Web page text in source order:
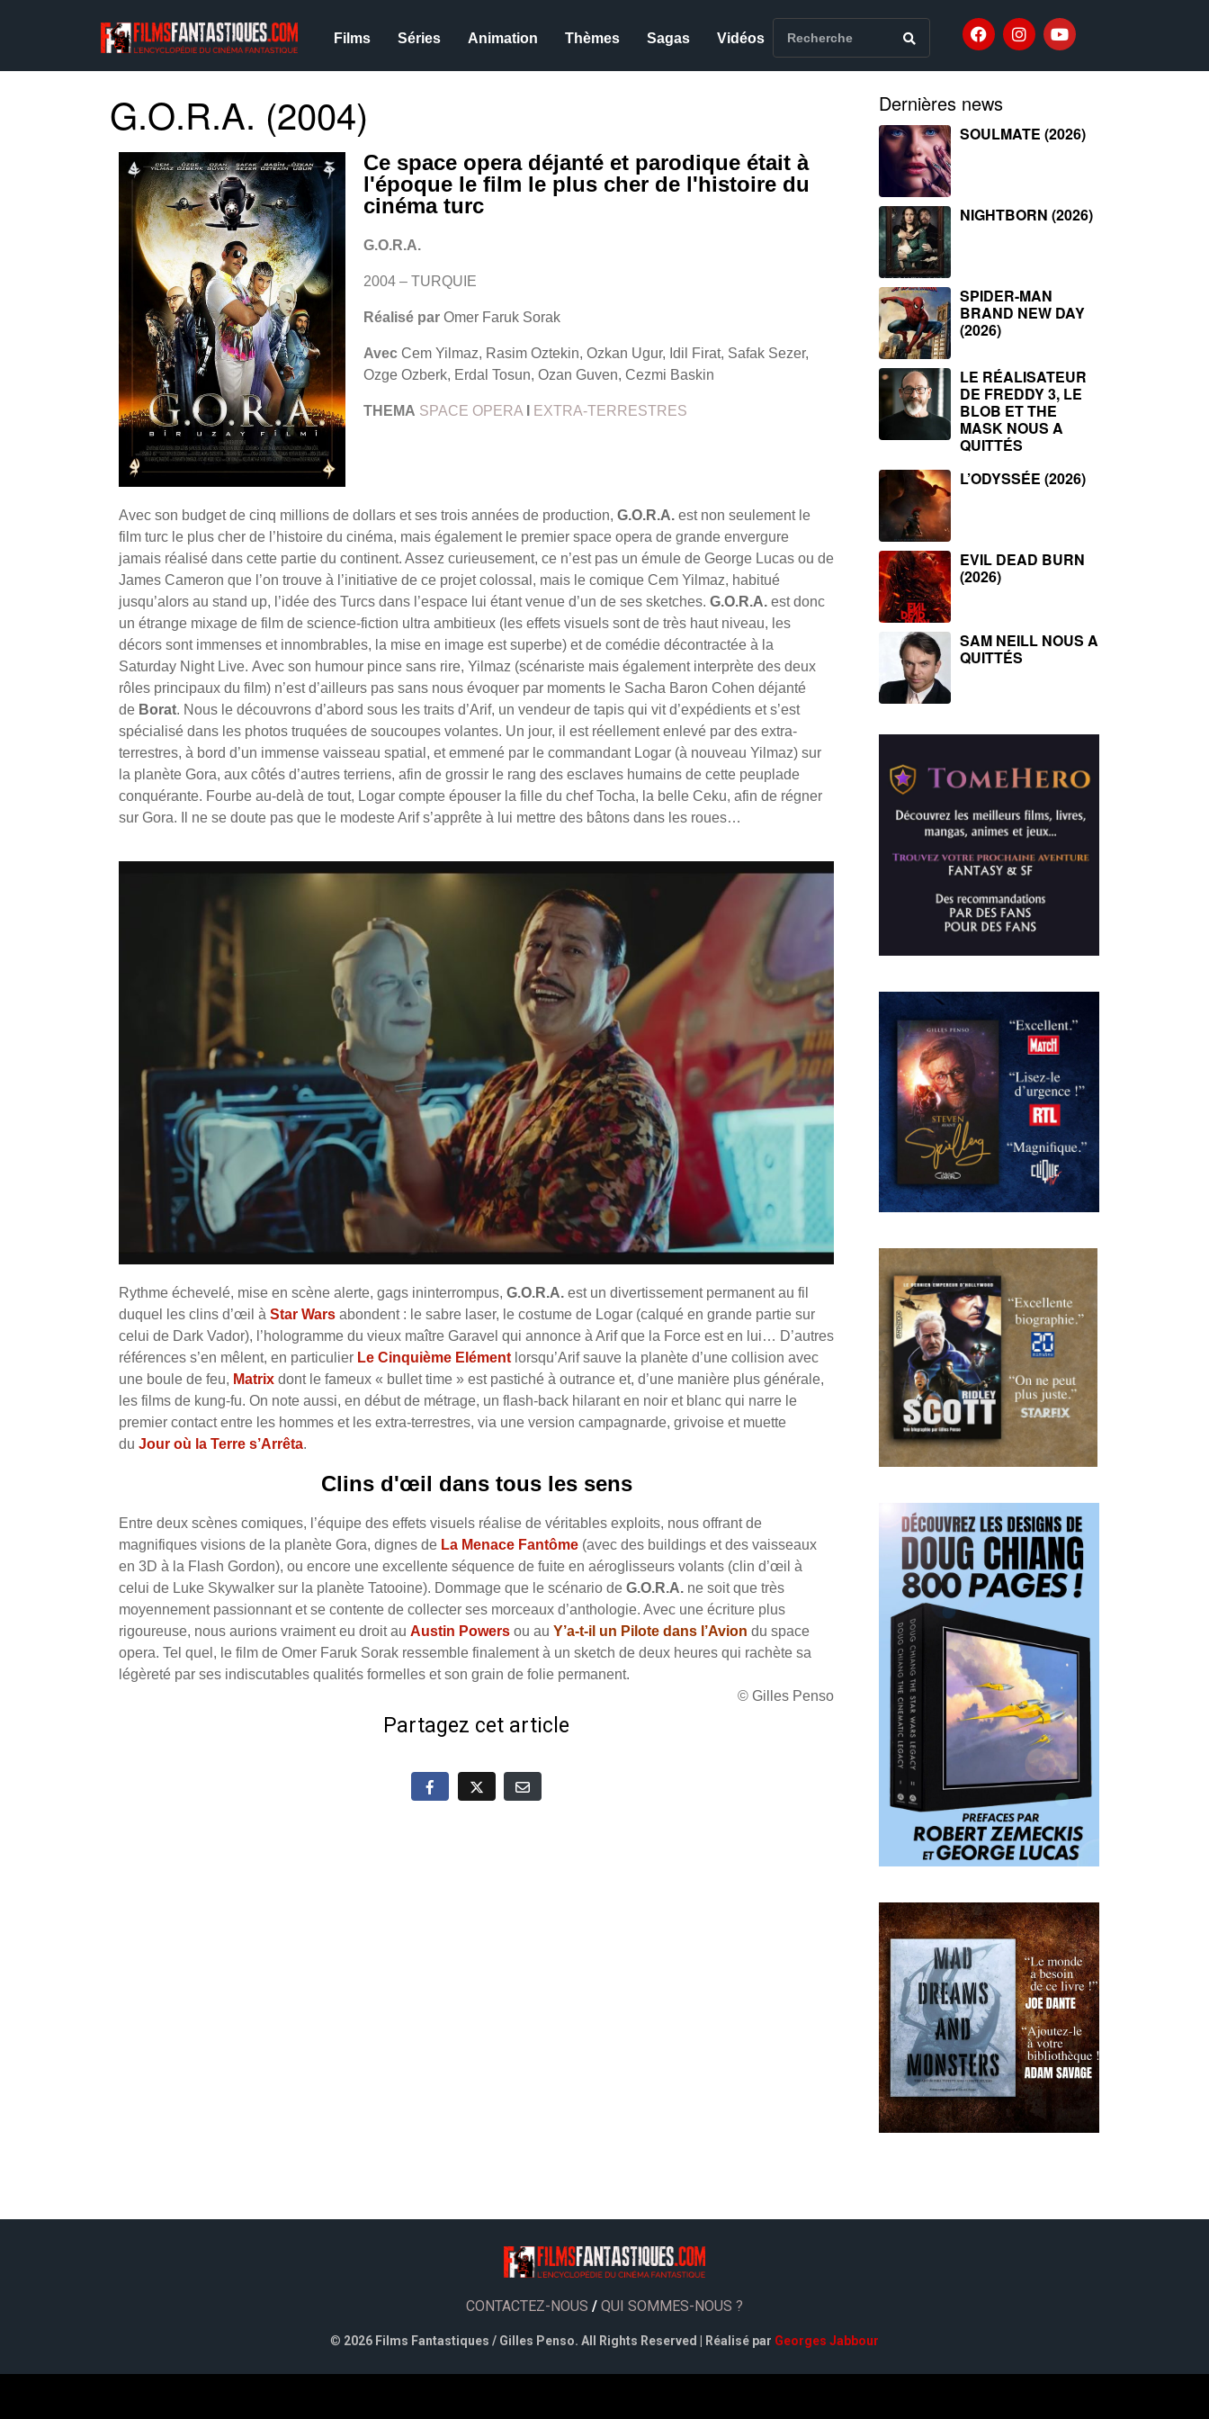
Films Séries Animation Thèmes Sagas Vidéos
G.O.R.A. (2004)
Ce space opera déjanté et parodique était à
l'époque le film le plus cher de l'histoire du
cinéma turc
G.O.R.A.
2004 – TURQUIE
Réalisé par Omer Faruk Sorak
Avec Cem Yilmaz, Rasim Oztekin, Ozkan Ugur, Idil Firat, Safak Sezer,
Ozge Ozberk, Erdal Tosun, Ozan Guven, Cezmi Baskin
THEMA SPACE OPERA EXTRA-TERRESTRES
Avec son budget de cinq millions de dollars et ses trois années de production, G.O.R.A. est non seulement le
film turc le plus cher de l’histoire du cinéma, mais également le premier space opera de grande envergure
jamais réalisé dans cette partie du continent. Assez curieusement, ce n’est pas un émule de George Lucas ou de
James Cameron que l’on trouve à l’initiative de ce projet colossal, mais le comique Cem Yilmaz, habitué
jusqu’alors au stand up, l’idée des Turcs dans l’espace lui étant venue d’un de ses sketches. G.O.R.A. est donc
un étrange mixage de film de science-fiction ultra ambitieux (les effets visuels sont de très haut niveau, les
décors sont immenses et innombrables, la mise en image est superbe) et de comédie décontractée à la
Saturday Night Live. Avec son humour pince sans rire, Yilmaz (scénariste mais également interprète des deux
rôles principaux du film) n’est d’ailleurs pas sans nous évoquer par moments le Sacha Baron Cohen déjanté
de Borat. Nous le découvrons d’abord sous les traits d’Arif, un vendeur de tapis qui vit d’expédients et s’est
spécialisé dans les photos truquées de soucoupes volantes. Un jour, il est réellement enlevé par des extra-
terrestres, à bord d’un immense vaisseau spatial, et emmené par le commandant Logar (à nouveau Yilmaz) sur
la planète Gora, aux côtés d’autres terriens, afin de grossir le rang des esclaves humains de cette peuplade
conquérante. Fourbe au-delà de tout, Logar compte épouser la fille du chef Tocha, la belle Ceku, afin de régner
sur Gora. Il ne se doute pas que le modeste Arif s’apprête à lui mettre des bâtons dans les roues…
Rythme échevelé, mise en scène alerte, gags ininterrompus, G.O.R.A. est un divertissement permanent au fil
duquel les clins d’œil à Star Wars abondent : le sabre laser, le costume de Logar (calqué en grande partie sur
celui de Dark Vador), l’hologramme du vieux maître Garavel qui annonce à Arif que la Force est en lui… D’autres
références s’en mêlent, en particulier Le Cinquième Elément lorsqu’Arif sauve la planète d’une collision avec
une boule de feu, Matrix dont le fameux « bullet time » est pastiché à outrance et, d’une manière plus générale,
les films de kung-fu. On note aussi, en début de métrage, un flash-back hilarant en noir et blanc qui narre le
premier contact entre les hommes et les extra-terrestres, via une version campagnarde, grivoise et muette
du Jour où la Terre s’Arrêta.
Clins d'œil dans tous les sens
Entre deux scènes comiques, l’équipe des effets visuels réalise de véritables exploits, nous offrant de
magnifiques visions de la planète Gora, dignes de La Menace Fantôme (avec des buildings et des vaisseaux
en 3D à la Flash Gordon), ou encore une excellente séquence de fuite en aéroglisseurs volants (clin d’œil à
celui de Luke Skywalker sur la planète Tatooine). Dommage que le scénario de G.O.R.A. ne soit que très
moyennement passionnant et se contente de collecter ses morceaux d’anthologie. Avec une écriture plus
rigoureuse, nous aurions vraiment eu droit au Austin Powers ou au Y’a-t-il un Pilote dans l’Avion du space
opera. Tel quel, le film de Omer Faruk Sorak ressemble finalement à un sketch de deux heures qui rachète sa
légèreté par ses indiscutables qualités formelles et son grain de folie permanent.
© Gilles Penso
Partagez cet article
Dernières news
SOULMATE (2026)
NIGHTBORN (2026)
SPIDER-MAN
BRAND NEW DAY
(2026)
LE RÉALISATEUR
DE FREDDY 3, LE
BLOB ET THE
MASK NOUS A
QUITTÉS
L’ODYSSÉE (2026)
EVIL DEAD BURN
(2026)
SAM NEILL NOUS A
QUITTÉS
CONTACTEZ-NOUS / QUI SOMMES-NOUS ?
© 2026 Films Fantastiques / Gilles Penso. All Rights Reserved | Réalisé par Georges Jabbour